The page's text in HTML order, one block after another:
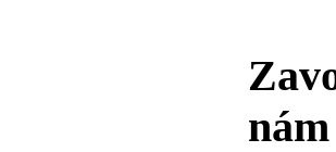
PŮJČOVNA